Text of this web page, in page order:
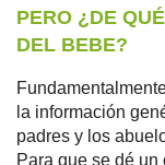
PERO ¿DE
DEL BEBE?
la información
padres y los
Para que se dé